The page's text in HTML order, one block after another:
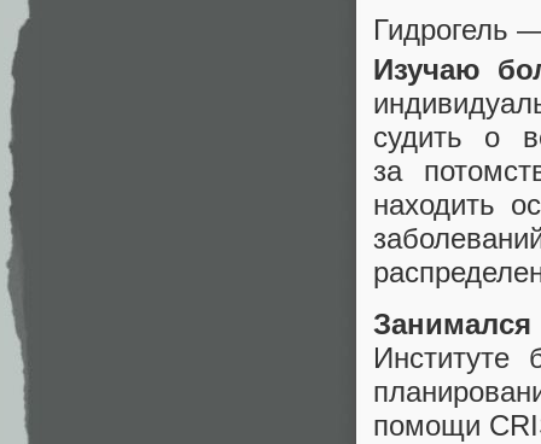
Гидрогель
Изучаю
судить о
за
находить
помощи